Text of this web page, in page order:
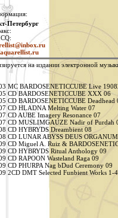
Петербург
на издании электронной
MC BARDOSENETICCUBE Live
CD BARDOSENETICCUBE XXX 06
CD BARDOSENETICCUBE Deadhead
CD HLADNA Melting Water 07
CD AUBE Imagery Resonance 07
CD MUSLIMGAUZE Nadir of Purdah
CD HYBRYDS Dreambient 08
CD LUNAR ABYSS DEUS
CD Miguel A. Ruiz &
CD HYBRYDS Ritual Anthology 09
CD RAPOON Wasteland Raga 09
CD PHURPA Nag bDud Ceremony 09
2CD DMT Selected Funbient Works 1-